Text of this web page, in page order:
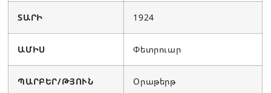
ՏԱՐԻ 1924
ԱՄԻՍ Փետրուար
ՊԱՐԲԵՐ/ԹՅՈՒՆ Օրաթերթ